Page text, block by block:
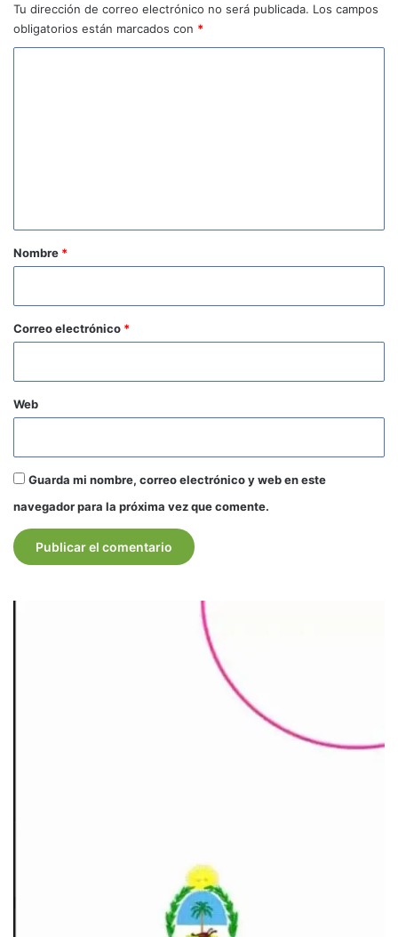
Tu dirección de correo electrónico no será publicada. Los campos
obligatorios están marcados con *
r
*
Nombre *
Correo electrónico *
Web
Guarda mi nombre, correo electrónico y web en este
navegador para la próxima vez que comente.